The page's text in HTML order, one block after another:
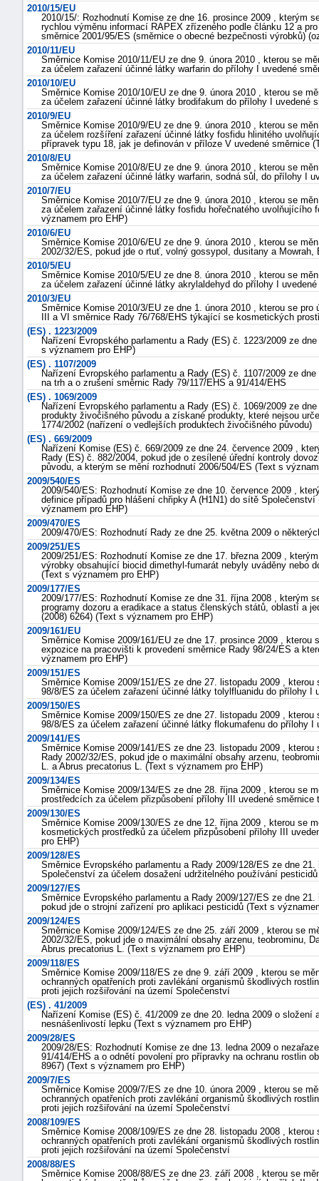
2010/15/EU
2010/15/: Rozhodnutí Komise ze dne 16. prosince 2009 , kterým
rychlou výměnu informací RAPEX zřízeného podle článku 12 a
směrnice 2001/95/ES (směrnice o obecné bezpečnosti výrobků)
2010/11/EU
Směrnice Komise 2010/11/EU ze dne 9. února 2010 , kterou se
za účelem zařazení účinné látky warfarin do přílohy I uvedené
2010/10/EU
Směrnice Komise 2010/10/EU ze dne 9. února 2010 , kterou se
za účelem zařazení účinné látky brodifakum do přílohy I uvedené
2010/9/EU
Směrnice Komise 2010/9/EU ze dne 9. února 2010 , kterou se
za účelem rozšíření zařazení účinné látky fosfidu hlinitého
přípravek typu 18, jak je definován v příloze V uvedené směrnice
2010/8/EU
Směrnice Komise 2010/8/EU ze dne 9. února 2010 , kterou se
za účelem zařazení účinné látky warfarin, sodná sůl, do přílohy I
2010/7/EU
Směrnice Komise 2010/7/EU ze dne 9. února 2010 , kterou se
za účelem zařazení účinné látky fosfidu hořečnatého uvolňujícího
významem pro EHP)
2010/6/EU
Směrnice Komise 2010/6/EU ze dne 9. února 2010 , kterou se
2002/32/ES, pokud jde o rtuť, volný gossypol, dusitany a
2010/5/EU
Směrnice Komise 2010/5/EU ze dne 8. února 2010 , kterou se
za účelem zařazení účinné látky akrylaldehyd do přílohy I
2010/3/EU
Směrnice Komise 2010/3/EU ze dne 1. února 2010 , kterou se
III a VI směrnice Rady 76/768/EHS týkající se kosmetických
(ES) . 1223/2009
Nařízení Evropského parlamentu a Rady (ES) č. 1223/2009 ze
s významem pro EHP)
(ES) . 1107/2009
Nařízení Evropského parlamentu a Rady (ES) č. 1107/2009 ze
na trh a o zrušení směrnic Rady 79/117/EHS a 91/414/EHS
(ES) . 1069/2009
Nařízení Evropského parlamentu a Rady (ES) č. 1069/2009 ze
produkty živočišného původu a získané produkty, které nejsou
1774/2002 (nařízení o vedlejších produktech živočišného původu)
(ES) . 669/2009
Nařízení Komise (ES) č. 669/2009 ze dne 24. července 2009 ,
Rady (ES) č. 882/2004, pokud jde o zesílené úřední kontroly
původu, a kterým se mění rozhodnutí 2006/504/ES (Text s
2009/540/ES
2009/540/ES: Rozhodnutí Komise ze dne 10. července 2009 ,
definice případů pro hlášení chřipky A (H1N1) do sítě
významem pro EHP)
2009/470/ES
2009/470/ES: Rozhodnutí Rady ze dne 25. května 2009 o
2009/251/ES
2009/251/ES: Rozhodnutí Komise ze dne 17. března 2009 ,
výrobky obsahující biocid dimethyl-fumarát nebyly uváděny nebo
(Text s významem pro EHP)
2009/177/ES
2009/177/ES: Rozhodnutí Komise ze dne 31. října 2008 , kterým
programy dozoru a eradikace a status členských států, oblastí a
(2008) 6264) (Text s významem pro EHP)
2009/161/EU
Směrnice Komise 2009/161/EU ze dne 17. prosince 2009 ,
expozice na pracovišti k provedení směrnice Rady 98/24/ES a
významem pro EHP)
2009/151/ES
Směrnice Komise 2009/151/ES ze dne 27. listopadu 2009 ,
98/8/ES za účelem zařazení účinné látky tolylfluanidu do přílohy I
2009/150/ES
Směrnice Komise 2009/150/ES ze dne 27. listopadu 2009 ,
98/8/ES za účelem zařazení účinné látky flokumafenu do přílohy
2009/141/ES
Směrnice Komise 2009/141/ES ze dne 23. listopadu 2009 ,
Rady 2002/32/ES, pokud jde o maximální obsahy arzenu,
L. a Abrus precatorius L. (Text s významem pro EHP)
2009/134/ES
Směrnice Komise 2009/134/ES ze dne 28. října 2009 , kterou se
prostředcích za účelem přizpůsobení přílohy III uvedené
2009/130/ES
Směrnice Komise 2009/130/ES ze dne 12. října 2009 , kterou se
kosmetických prostředků za účelem přizpůsobení přílohy III
pro EHP)
2009/128/ES
Směrnice Evropského parlamentu a Rady 2009/128/ES ze dne
Společenství za účelem dosažení udržitelného používání
2009/127/ES
Směrnice Evropského parlamentu a Rady 2009/127/ES ze dne
pokud jde o strojní zařízení pro aplikaci pesticidů (Text s
2009/124/ES
Směrnice Komise 2009/124/ES ze dne 25. září 2009 , kterou se
2002/32/ES, pokud jde o maximální obsahy arzenu, teobrominu,
Abrus precatorius L. (Text s významem pro EHP)
2009/118/ES
Směrnice Komise 2009/118/ES ze dne 9. září 2009 , kterou se
ochranných opatřeních proti zavlékání organismů škodlivých
proti jejich rozšiřování na území Společenství
(ES) . 41/2009
Nařízení Komise (ES) č. 41/2009 ze dne 20. ledna 2009 o
nesnášenlivostí lepku (Text s významem pro EHP)
2009/28/ES
2009/28/ES: Rozhodnutí Komise ze dne 13. ledna 2009 o
91/414/EHS a o odnětí povolení pro přípravky na ochranu rostlin
8967) (Text s významem pro EHP)
2009/7/ES
Směrnice Komise 2009/7/ES ze dne 10. února 2009 , kterou se
ochranných opatřeních proti zavlékání organismů škodlivých
proti jejich rozšiřování na území Společenství
2008/109/ES
Směrnice Komise 2008/109/ES ze dne 28. listopadu 2008 ,
ochranných opatřeních proti zavlékání organismů škodlivých
proti jejich rozšiřování na území Společenství
2008/88/ES
Směrnice Komise 2008/88/ES ze dne 23. září 2008 , kterou se